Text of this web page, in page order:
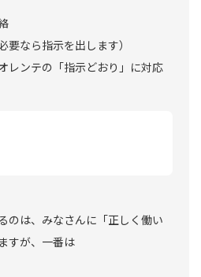
なら指示を出します）
レンテの「指示どおり」に対応
のは、みなさんに「正しく働い
すが、一番は